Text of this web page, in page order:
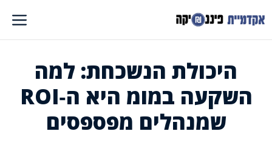
לתוכן
היכולת הנשכחת: למה
השקעה במומ היא ה‑ROI
שמנהלים מפספסים